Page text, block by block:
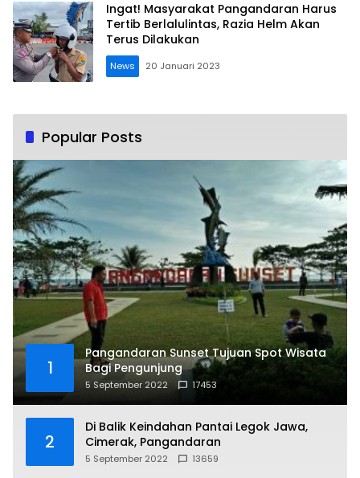
Ingat! Masyarakat Pangandaran Harus
Tertib Berlalulintas, Razia Helm Akan
Terus Dilakukan
News 20 Januari 2023
Popular Posts
1
Pangandaran Sunset Tujuan Spot Wisata
Bagi Pengunjung
5 September 2022 17453
2
Di Balik Keindahan Pantai Legok Jawa,
Cimerak, Pangandaran
5 September 2022 13659